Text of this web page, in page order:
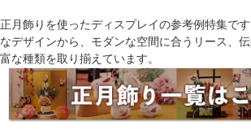
正月飾りを使ったディスプレイの参考例特集で
なデザインから、モダンな空間に合うリース、
富な種類を取り揃えています。